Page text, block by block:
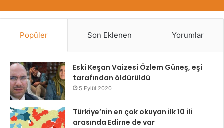
Popüler Son Eklenen Yorumlar
Eski Keşan Vaizesi Özlem Güneş, eşi
tarafından öldürüldü
5 Eylül 2020
Türkiye’nin en çok okuyan ilk 10 ili
arasında Edirne de var